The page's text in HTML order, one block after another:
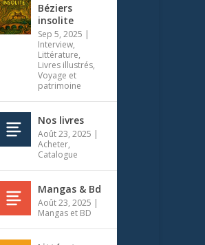
Béziers
insolite
Sep 5, 2025 |
Interview,
Littérature,
Livres illustrés,
Voyage et
patrimoine
Nos livres
Août 23, 2025 |
Acheter,
Catalogue
Mangas & Bd
Août 23, 2025 |
Mangas et BD